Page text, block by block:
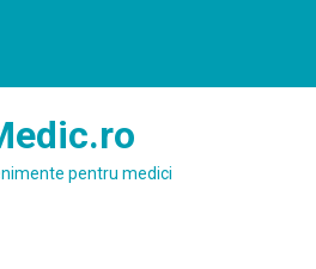
pentru medici